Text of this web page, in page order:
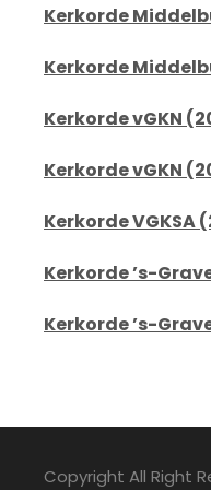
Kerkorde
Kerkorde
Kerkorde vGKN
Kerkorde vGKN
Kerkorde VGKSA
Kerkorde ’s-
Kerkorde ’s-
Copyright All Right